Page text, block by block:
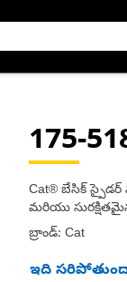
175-
Cat® బేసిక్ స్పైడర్
మరియు
బ్రాండ్: Cat
ఇది